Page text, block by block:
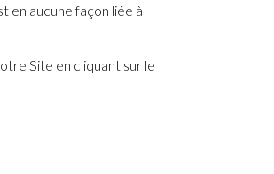
en aucune façon liée à
Site en cliquant sur le